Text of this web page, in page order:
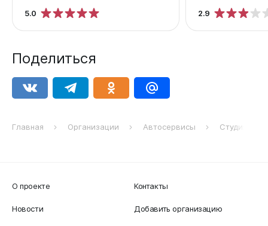
5.0 2.9
Поделиться
Главная Организации Автосервисы Студия
О проекте
Новости
Контакты
Добавить организацию